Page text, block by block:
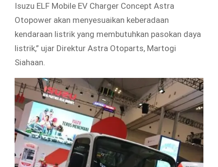
Isuzu ELF Mobile EV Charger Concept Astra
Otopower akan menyesuaikan keberadaan
kendaraan listrik yang membutuhkan pasokan daya
listrik,” ujar Direktur Astra Otoparts, Martogi
Siahaan.